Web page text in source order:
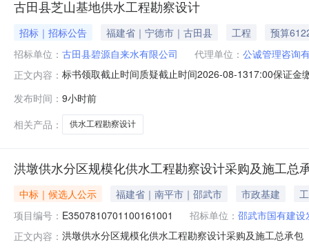
古田县芝山基地供水工程勘察设计
招标｜招标公告 福建省｜宁德市｜古田县 工程
预算
招标单位： 古田县碧源自来水有限公司 代理单位： 公诚管理咨询
正文内容： 标书领取截止时间质疑截止时间2026-08-1317:00保证
建设资金来自财政资金及自筹资金，出资比例为100%，
发布时间： 9小时前
相关产品：
供水工程勘察设计
洪墩供水分区规模化供水工程勘察设计采购及施工总
中标｜候选人公示 福建省｜南平市｜邵武市 市政基建
项目编号： E3507810701100161001 招标单位： 邵武市国有建
正文内容： 洪墩供水分区规模化供水工程勘察设计采购及施工总承